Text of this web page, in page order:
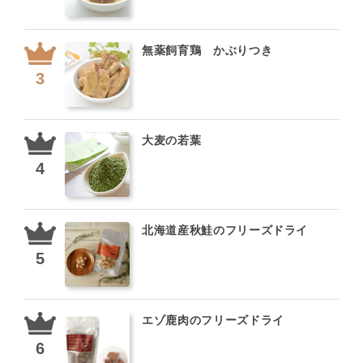
無薬飼育鶏 かぶりつき
大麦の若葉
北海道産秋鮭のフリーズドライ
エゾ鹿肉のフリーズドライ